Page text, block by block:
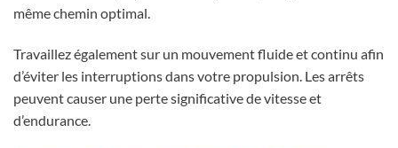
même chemin optimal.
Travaillez également sur un mouvement fluide et continu afin
d’éviter les interruptions dans votre propulsion. Les arrêts
peuvent causer une perte significative de vitesse et
d’endurance.